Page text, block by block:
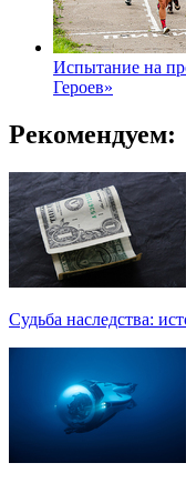
Испытание на
Героев»
Рекомендуем:
Судьба наследства: